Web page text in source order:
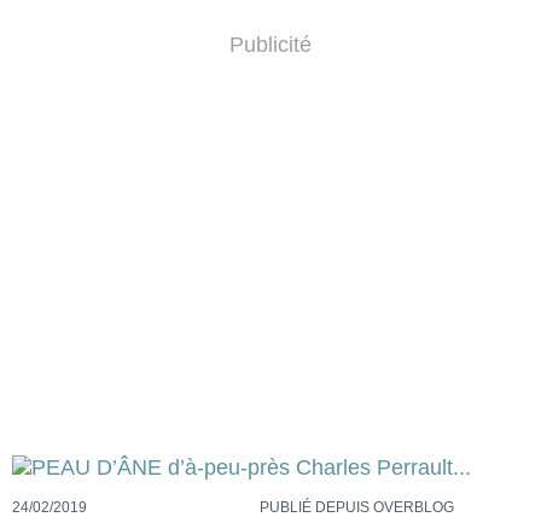
Publicité
24/02/2019 PUBLIÉ DEPUIS OVERBLOG